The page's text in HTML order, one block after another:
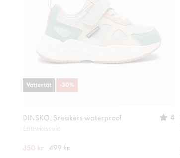
DINSKO, Sneakers waterproof
4
Lättviktssula
350 kr 499 kr
Vattentät -30%